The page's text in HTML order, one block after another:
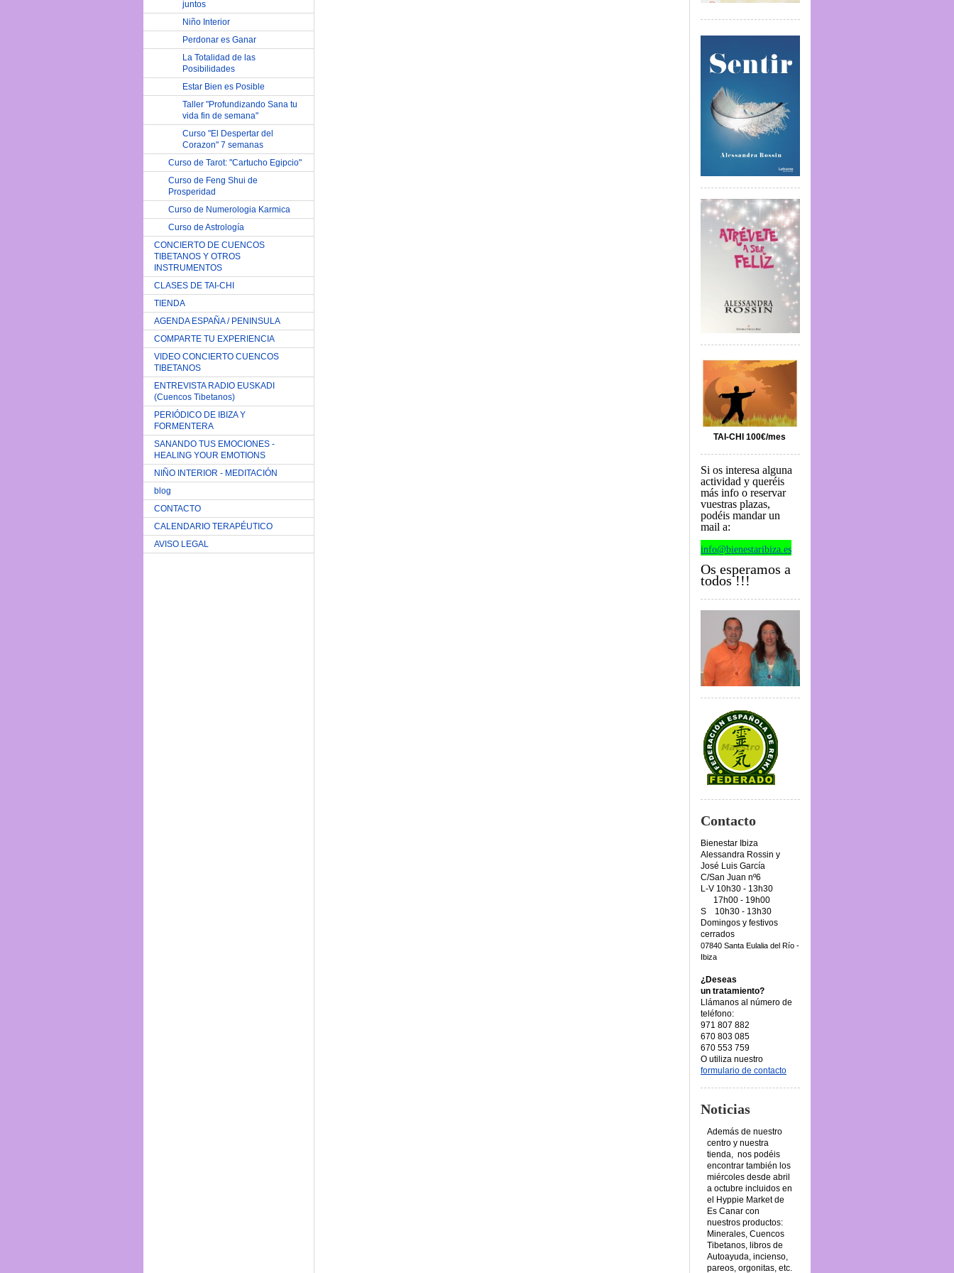
juntos
Niño Interior
Perdonar es Ganar
La Totalidad de las
Posibilidades
Estar Bien es Posible
Taller "Profundizando Sana tu
vida fin de semana"
Curso "El Despertar del
Corazon" 7 semanas
Curso de Tarot: "Cartucho Egipcio"
Curso de Feng Shui de
Prosperidad
Curso de Numerologia Karmica
Curso de Astrología
CONCIERTO DE CUENCOS
TIBETANOS Y OTROS
INSTRUMENTOS
CLASES DE TAI-CHI
TIENDA
AGENDA ESPAÑA / PENINSULA
COMPARTE TU EXPERIENCIA
VIDEO CONCIERTO CUENCOS
TIBETANOS
ENTREVISTA RADIO EUSKADI
(Cuencos Tibetanos)
PERIÓDICO DE IBIZA Y
FORMENTERA
SANANDO TUS EMOCIONES -
HEALING YOUR EMOTIONS
NIÑO INTERIOR - MEDITACIÓN
blog
CONTACTO
CALENDARIO TERAPÉUTICO
AVISO LEGAL
TAI-CHI 100€/mes
Si os interesa alguna
actividad y queréis
más info o reservar
vuestras plazas,
podéis mandar un
mail a:
info@bienestaribiza.es
Os esperamos a
todos !!!
Contacto
Bienestar Ibiza
Alessandra Rossin y
José Luis García
C/San Juan nº6
L-V 10h30 - 13h30
17h00 - 19h00
S 10h30 - 13h30
Domingos y festivos
cerrados
07840 Santa Eulalia del Río -
Ibiza
¿Deseas
un tratamiento?
Llámanos al número de
teléfono:
971 807 882
670 803 085
670 553 759
O utiliza nuestro
formulario de contacto
Noticias
Además de nuestro
centro y nuestra
tienda, nos podéis
encontrar también los
miércoles desde abril
a octubre incluidos en
el Hyppie Market de
Es Canar con
nuestros productos:
Minerales, Cuencos
Tibetanos, libros de
Autoayuda, incienso,
pareos, orgonitas, etc.